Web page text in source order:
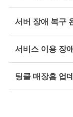
서버 장애 복구
서비스 이용 장
팅클 매장홈 업